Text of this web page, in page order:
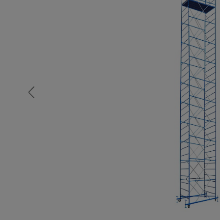
Вибротехника для строительства
Оборудование для работы с
Оборудование для бетонных
Тачки строительные и садовые
Штукатурные комплекты
Металл и металлообработка